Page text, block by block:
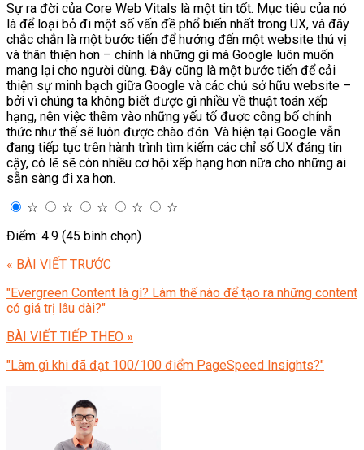
Sự ra đời của Core Web Vitals là một tin tốt. Mục tiêu của nó
là để loại bỏ đi một số vấn đề phổ biến nhất trong UX, và đây
chắc chắn là một bước tiến để hướng đến một website thú vị
và thân thiện hơn – chính là những gì mà Google luôn muốn
mang lại cho người dùng. Đây cũng là một bước tiến để cải
thiện sự minh bạch giữa Google và các chủ sở hữu website –
bởi vì chúng ta không biết được gì nhiều về thuật toán xếp
hạng, nên việc thêm vào những yếu tố được công bố chính
thức như thế sẽ luôn được chào đón. Và hiện tại Google vẫn
đang tiếp tục trên hành trình tìm kiếm các chỉ số UX đáng tin
cậy, có lẽ sẽ còn nhiều cơ hội xếp hạng hơn nữa cho những ai
sẵn sàng đi xa hơn.
☆
☆ ☆ ☆
☆
Điểm: 4.9 (45 bình chọn)
« BÀI VIẾT TRƯỚC
"Evergreen Content là gì? Làm thế nào để tạo ra những content
có giá trị lâu dài?"
BÀI VIẾT TIẾP THEO »
"Làm gì khi đã đạt 100/100 điểm PageSpeed Insights?"